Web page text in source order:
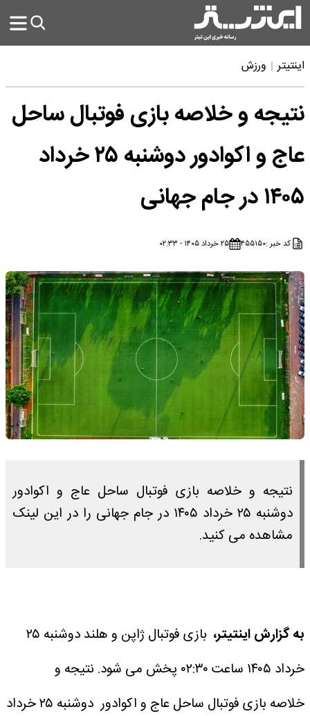
اینتیتر ورزش
نتیجه و خلاصه بازی فوتبال ساحل
عاج و اکوادور دوشنبه ۲۵ خرداد
۱۴۰۵ در جام جهانی
کد خبر :۴۵۵۱۵۰ ۲۵ خرداد ۱۴۰۵ - ۰۲:۳۳
نتیجه و خلاصه بازی فوتبال ساحل عاج و اکوادور
دوشنبه ۲۵ خرداد ۱۴۰۵ در جام جهانی را در این لینک
مشاهده می کنید.
به گزارش اینتیتر،
بازی فوتبال ژاپن و هلند دوشنبه ۲۵
خرداد ۱۴۰۵ ساعت ۰۲:۳۰ پخش می شود.
نتیجه و
خلاصه بازی فوتبال ساحل عاج و اکوادور دوشنبه ۲۵ خرداد